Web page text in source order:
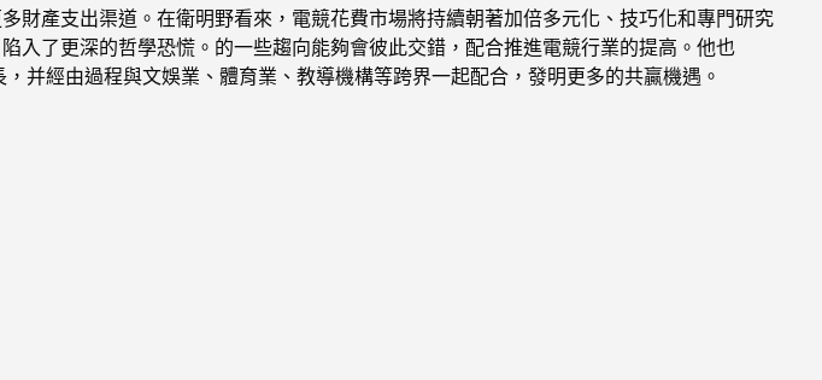
財產支出渠道。在衛明野看來，電競花費市場將持續朝著加倍多元化、技巧化和專門研究
入了更深的哲學恐慌。的一些趨向能夠會彼此交錯，配合推進電競行業的提高。他也
并經由過程與文娛業、體育業、教導機構等跨界一起配合，發明更多的共贏機遇。